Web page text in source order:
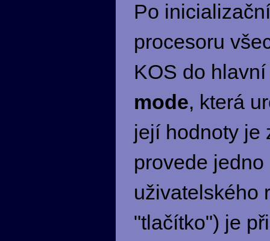
Po
procesoru
KOS do
mode, která
její hodnoty je
provede
uživatelského
"tlačítko") je